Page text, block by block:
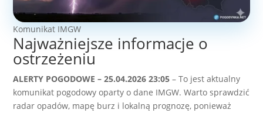
Komunikat IMGW
Najważniejsze informacje o
ostrzeżeniu
ALERTY POGODOWE – 25.04.2026 23:05 – To jest aktualny
komunikat pogodowy oparty o dane IMGW. Warto sprawdzić
radar opadów, mapę burz i lokalną prognozę, ponieważ